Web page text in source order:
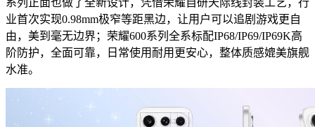
业首次实现0.98mm极窄等距黑边，让用户可以追剧游戏更自
由，美到毫无边界；荣耀600系列全系标配IP68/IP69/IP69K高
阶防护，全面可靠，日常使用耐用更安心，整体质感媲美旗舰
水准。